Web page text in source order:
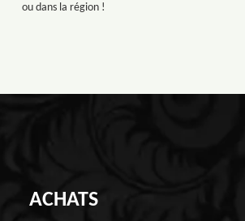
ou dans la région !
ACHATS